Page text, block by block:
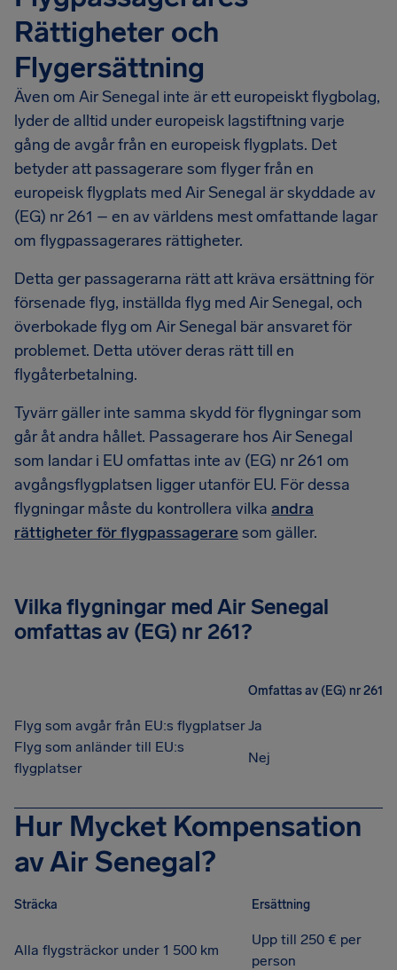
Rättigheter och
Flygersättning
Även om Air Senegal inte är ett europeiskt flygbolag,
lyder de alltid under europeisk lagstiftning varje
gång de avgår från en europeisk flygplats. Det
betyder att passagerare som flyger från en
europeisk flygplats med Air Senegal är skyddade av
(EG) nr 261 – en av världens mest omfattande lagar
om flygpassagerares rättigheter.
Detta ger passagerarna rätt att kräva ersättning för
försenade flyg, inställda flyg med Air Senegal, och
överbokade flyg om Air Senegal bär ansvaret för
problemet. Detta utöver deras rätt till en
flygåterbetalning.
Tyvärr gäller inte samma skydd för flygningar som
går åt andra hållet. Passagerare hos Air Senegal
som landar i EU omfattas inte av (EG) nr 261 om
avgångsflygplatsen ligger utanför EU. För dessa
flygningar måste du kontrollera vilka andra
rättigheter för flygpassageraresom gäller.
Vilka flygningar med Air Senegal
omfattas av (EG) nr 261?
Omfattas av (EG) nr 261
Flyg som avgår från EU:s flygplatserJa
Flyg som anländer till EU:s
flygplatser
Nej
Hur Mycket Kompensation
av Air Senegal?
Sträcka Ersättning
Alla flygsträckor under 1 500 km
Upp till 250 € per
person